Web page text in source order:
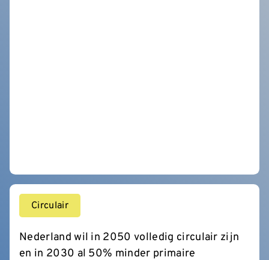
Circulair
Nederland wil in 2050 volledig circulair zijn
en in 2030 al 50% minder primaire